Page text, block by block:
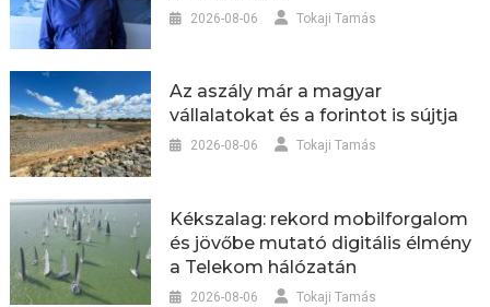
2026-08-06 Tokaji Tamás
Az aszály már a magyar
vállalatokat és a forintot is sújtja
2026-08-06 Tokaji Tamás
Kékszalag: rekord mobilforgalom
és jövőbe mutató digitális élmény
a Telekom hálózatán
2026-08-06 Tokaji Tamás